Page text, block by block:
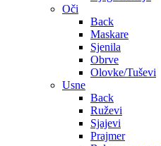
Oči
Back
Maskare
Sjenila
Obrve
Olovke/Tuševi
Usne
Back
Ruževi
Sjajevi
Prajmer